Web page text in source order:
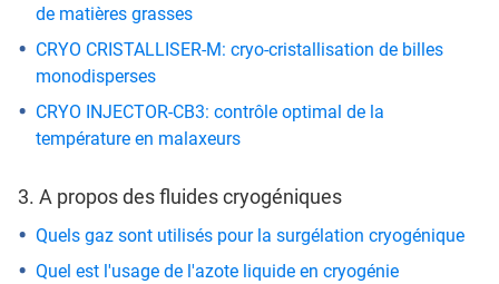
de matières grasses
CRYO CRISTALLISER-M: cryo-cristallisation de billes
monodisperses
CRYO INJECTOR-CB3: contrôle optimal de la
température en malaxeurs
3. A propos des fluides cryogéniques
Quels gaz sont utilisés pour la surgélation cryogénique
Quel est l'usage de l'azote liquide en cryogénie